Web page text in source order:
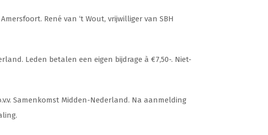
René van ‘t Wout, vrijwilliger van SBH
Leden betalen een eigen bijdrage à €7,50-. Niet-
Samenkomst Midden-Nederland. Na aanmelding